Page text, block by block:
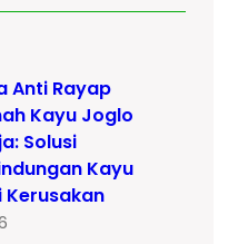
Anti Rayap
Kayu Joglo
Solusi
Kayu